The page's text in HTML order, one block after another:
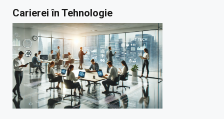
Carierei în Tehnologie